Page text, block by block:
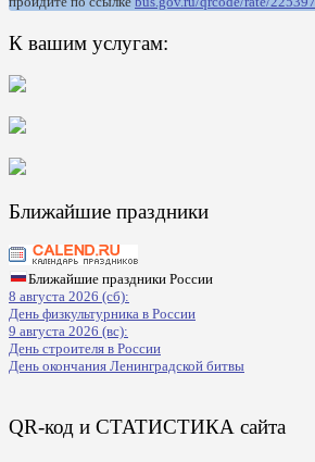
К вашим услугам:
Ближайшие праздники
Ближайшие праздники России
8 августа 2026 (сб):
День физкультурника в России
9 августа 2026 (вс):
День строителя в России
День окончания Ленинградской битвы
QR-код и СТАТИСТИКА сайта